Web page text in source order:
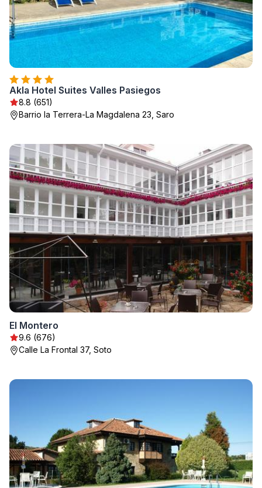
Akla Hotel Suites Valles Pasiegos
8.8 (651)
Barrio la Terrera-La Magdalena 23, Saro
El Montero
9.6 (676)
Calle La Frontal 37, Soto